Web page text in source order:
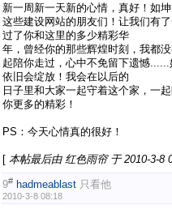
新一周新一天新的心情，真好！如
这些建设网站的朋友们！让我们有
过了你和这里的多少精彩华
年，曾经你的那些辉煌时刻，我都
起陪你走过，心中不免留下遗憾
依旧会绽放！我会在以后的
日子里和大家一起守着这个家，一
你更多的精彩！
PS：今天心情真的很好！
[ 本帖最后由 红色雨帘 于 2010-3-8
9# hadmeablast 只看他
2010-3-8 08:18